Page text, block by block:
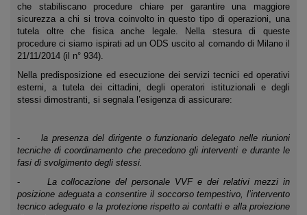
che stabiliscano procedure chiare per garantire una maggiore
sicurezza a chi si trova coinvolto in questo tipo di operazioni, una
tutela oltre che fisica anche legale. Nella stesura di queste
procedure ci siamo ispirati ad un ODS uscito al comando di Milano il
21/11/2014 (il n° 934).
Nella predisposizione ed esecuzione dei servizi tecnici ed operativi
esterni, a tutela dei cittadini, degli operatori istituzionali e degli
stessi dimostranti, si segnala l’esigenza di assicurare:
-
la presenza del dirigente o funzionario delegato nelle riunioni
tecniche di coordinamento che precedono gli interventi e durante le
fasi di svolgimento degli stessi.
-
La collocazione del personale VVF e dei relativi mezzi in
posizione adeguata a consentire il soccorso tempestivo, l’intervento
tecnico adeguato e la protezione rispetto ai contatti e alla proiezione